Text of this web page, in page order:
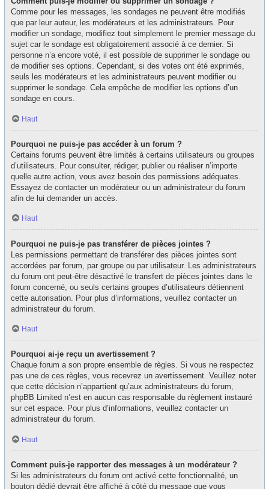
Comme pour les messages, les sondages ne peuvent être modifiés
que par leur auteur, les modérateurs et les administrateurs. Pour
modifier un sondage, modifiez tout simplement le premier message du
sujet car le sondage est obligatoirement associé à ce dernier. Si
personne n’a encore voté, il est possible de supprimer le sondage ou
de modifier ses options. Cependant, si des votes ont été exprimés,
seuls les modérateurs et les administrateurs peuvent modifier ou
supprimer le sondage. Cela empêche de modifier les options d’un
sondage en cours.
Haut
Pourquoi ne puis-je pas accéder à un forum ?
Certains forums peuvent être limités à certains utilisateurs ou groupes
d’utilisateurs. Pour consulter, rédiger, publier ou réaliser n’importe
quelle autre action, vous avez besoin des permissions adéquates.
Essayez de contacter un modérateur ou un administrateur du forum
afin de lui demander un accès.
Haut
Pourquoi ne puis-je pas transférer de pièces jointes ?
Les permissions permettant de transférer des pièces jointes sont
accordées par forum, par groupe ou par utilisateur. Les administrateurs
du forum ont peut-être désactivé le transfert de pièces jointes dans le
forum concerné, ou seuls certains groupes d’utilisateurs détiennent
cette autorisation. Pour plus d’informations, veuillez contacter un
administrateur du forum.
Haut
Pourquoi ai-je reçu un avertissement ?
Chaque forum a son propre ensemble de règles. Si vous ne respectez
pas une de ces règles, vous recevrez un avertissement. Veuillez noter
que cette décision n’appartient qu’aux administrateurs du forum,
phpBB Limited n’est en aucun cas responsable du règlement instauré
sur cet espace. Pour plus d’informations, veuillez contacter un
administrateur du forum.
Haut
Comment puis-je rapporter des messages à un modérateur ?
Si les administrateurs du forum ont activé cette fonctionnalité, un
bouton dédié devrait être affiché à côté du message que vous